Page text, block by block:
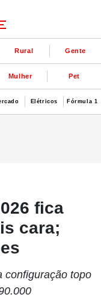
Rural Gente
Mulher Pet
Elétricos Fórmula 1
fica
cara;
configuração topo